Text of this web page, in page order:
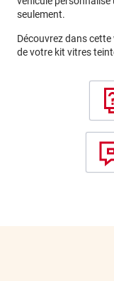
seulement.
Découvrez dans
de votre kit vitres